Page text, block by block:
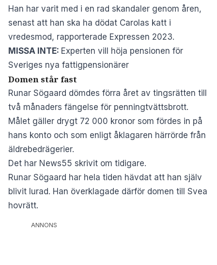
Han har varit med i en rad skandaler genom åren,
senast att han ska ha dödat Carolas katt i
vredesmod, rapporterade Expressen 2023.
MISSA INTE: Experten vill höja pensionen för
Sveriges nya fattigpensionärer
Domen står fast
Runar Sögaard dömdes förra året av tingsrätten till
två månaders fängelse för penningtvättsbrott.
Målet gäller drygt 72 000 kronor som fördes in på
hans konto och som enligt åklagaren härrörde från
äldrebedrägerier.
Det har News55 skrivit om tidigare.
Runar Sögaard har hela tiden hävdat att han själv
blivit lurad. Han överklagade därför domen till Svea
hovrätt.
ANNONS